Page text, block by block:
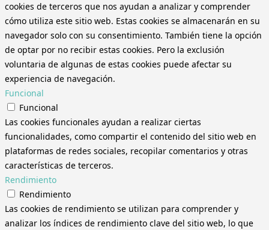
cookies de terceros que nos ayudan a analizar y comprender
cómo utiliza este sitio web. Estas cookies se almacenarán en su
navegador solo con su consentimiento. También tiene la opción
de optar por no recibir estas cookies. Pero la exclusión
voluntaria de algunas de estas cookies puede afectar su
experiencia de navegación.
Funcional
Funcional
Las cookies funcionales ayudan a realizar ciertas
funcionalidades, como compartir el contenido del sitio web en
plataformas de redes sociales, recopilar comentarios y otras
características de terceros.
Rendimiento
Rendimiento
Las cookies de rendimiento se utilizan para comprender y
analizar los índices de rendimiento clave del sitio web, lo que